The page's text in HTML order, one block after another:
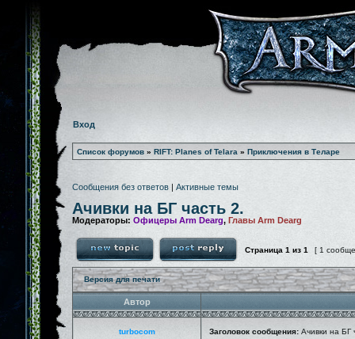
Вход
Список форумов » RIFT: Planes of Telara » Приключения в Теларе
Сообщения без ответов | Активные темы
Ачивки на БГ часть 2.
Модераторы: Офицеры Arm Dearg, Главы Arm Dearg
Страница 1 из 1 [ 1
Версия для печати
Автор
turbocom Заголовок сообщения: Ачивки на БГ